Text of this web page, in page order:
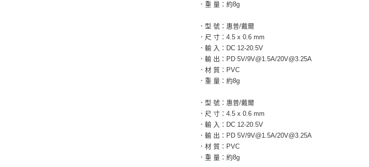
．重 量：約8g
．型 號：惠普/戴爾
．尺 寸：4.5 x 0.6 mm
．輸 入：DC 12-20.5V
．輸 出：PD 5V/9V@1.5A/20V@3.25A
．材 質：PVC
．重 量：約8g
．型 號：惠普/戴爾
．尺 寸：4.5 x 0.6 mm
．輸 入：DC 12-20.5V
．輸 出：PD 5V/9V@1.5A/20V@3.25A
．材 質：PVC
．重 量：約8g